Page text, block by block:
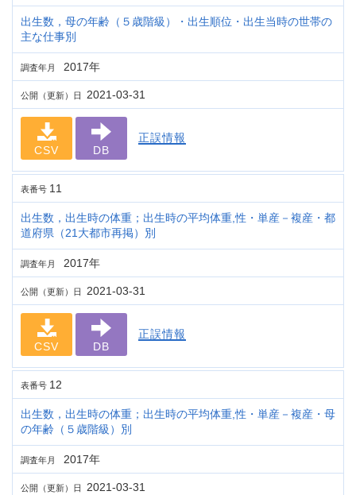
出生数，母の年齢（５歳階級）・出生順位・出生当時の世帯の
主な仕事別
調査年月 2017年
公開（更新）日 2021-03-31
CSV DB
正誤情報
表番号 11
出生数，出生時の体重；出生時の平均体重,性・単産－複産・都
道府県（21大都市再掲）別
調査年月 2017年
公開（更新）日 2021-03-31
CSV DB
正誤情報
表番号 12
出生数，出生時の体重；出生時の平均体重,性・単産－複産・母
の年齢（５歳階級）別
調査年月 2017年
公開（更新）日 2021-03-31